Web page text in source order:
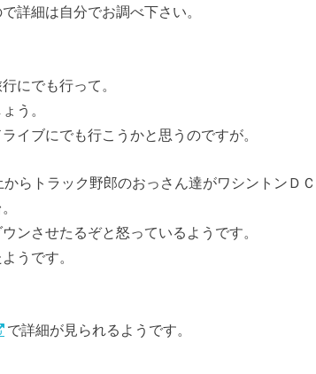
詳細は自分でお調べ下さい。
にでも行って。
う。
イブにでも行こうかと思うのですが。
らトラック野郎のおっさん達がワシントンＤ
ンさせたるぞと怒っているようです。
うです。
で詳細が見られるようです。